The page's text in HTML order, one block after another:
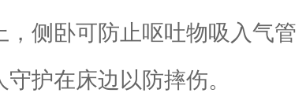
卧可防止呕吐物吸入气管
护在床边以防摔伤。